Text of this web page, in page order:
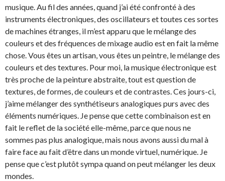
musique. Au fil des années, quand j’ai été confronté à des
instruments électroniques, des oscillateurs et toutes ces sortes
de machines étranges, il m’est apparu que le mélange des
couleurs et des fréquences de mixage audio est en fait la même
chose. Vous êtes un artisan, vous êtes un peintre, le mélange des
couleurs et des textures. Pour moi, la musique électronique est
très proche de la peinture abstraite, tout est question de
textures, de formes, de couleurs et de contrastes. Ces jours-ci,
j’aime mélanger des synthétiseurs analogiques purs avec des
éléments numériques. Je pense que cette combinaison est en
fait le reflet de la société elle-même, parce que nous ne
sommes pas plus analogique, mais nous avons aussi du mal à
faire face au fait d’être dans un monde virtuel, numérique. Je
pense que c’est plutôt sympa quand on peut mélanger les deux
mondes.